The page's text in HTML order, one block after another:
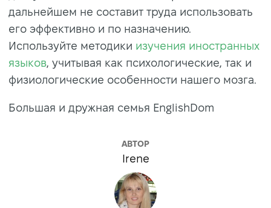
дальнейшем не составит труда использовать
его эффективно и по назначению.
Используйте методики изучения иностранных
языков, учитывая как психологические, так и
физиологические особенности нашего мозга.
Большая и дружная семья EnglishDom
АВТОР
Irene